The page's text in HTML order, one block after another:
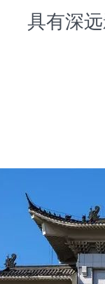
具有深